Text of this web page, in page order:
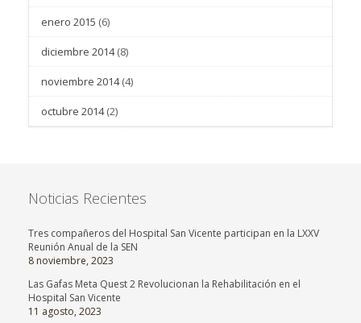
enero 2015 (6)
diciembre 2014(8)
noviembre 2014(4)
octubre 2014(2)
Noticias Recientes
Tres compañeros del Hospital San Vicente participan en la LXXV
Reunión Anual de la SEN
8 noviembre, 2023
Las Gafas Meta Quest 2 Revolucionan la Rehabilitación en el
Hospital San Vicente
11 agosto, 2023